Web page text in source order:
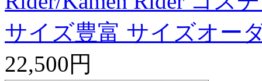
サイズ豊富 サイズオー
22,500円